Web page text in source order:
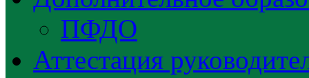
ПФДО
Аттестация